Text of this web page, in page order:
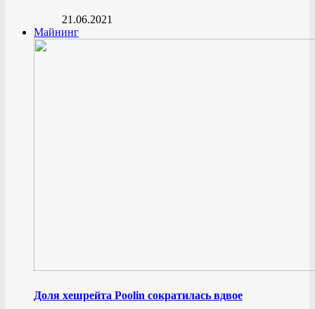
21.06.2021
Майнинг
Доля хешрейта Poolin сократилась вдвое